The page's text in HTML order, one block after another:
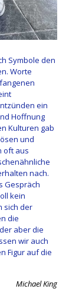
Symbole den
Worte
ein
Hoffnung
Kulturen gab
und
oft aus
nach.
Gespräch
kein
sich der
die
aber die
wir auch
Figur auf die
Michael King